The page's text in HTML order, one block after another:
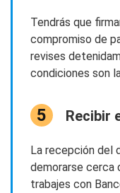
Tendrás que
compromiso de
revises
condiciones son
Recibir
La recepción del
demorarse cerca
trabajes con